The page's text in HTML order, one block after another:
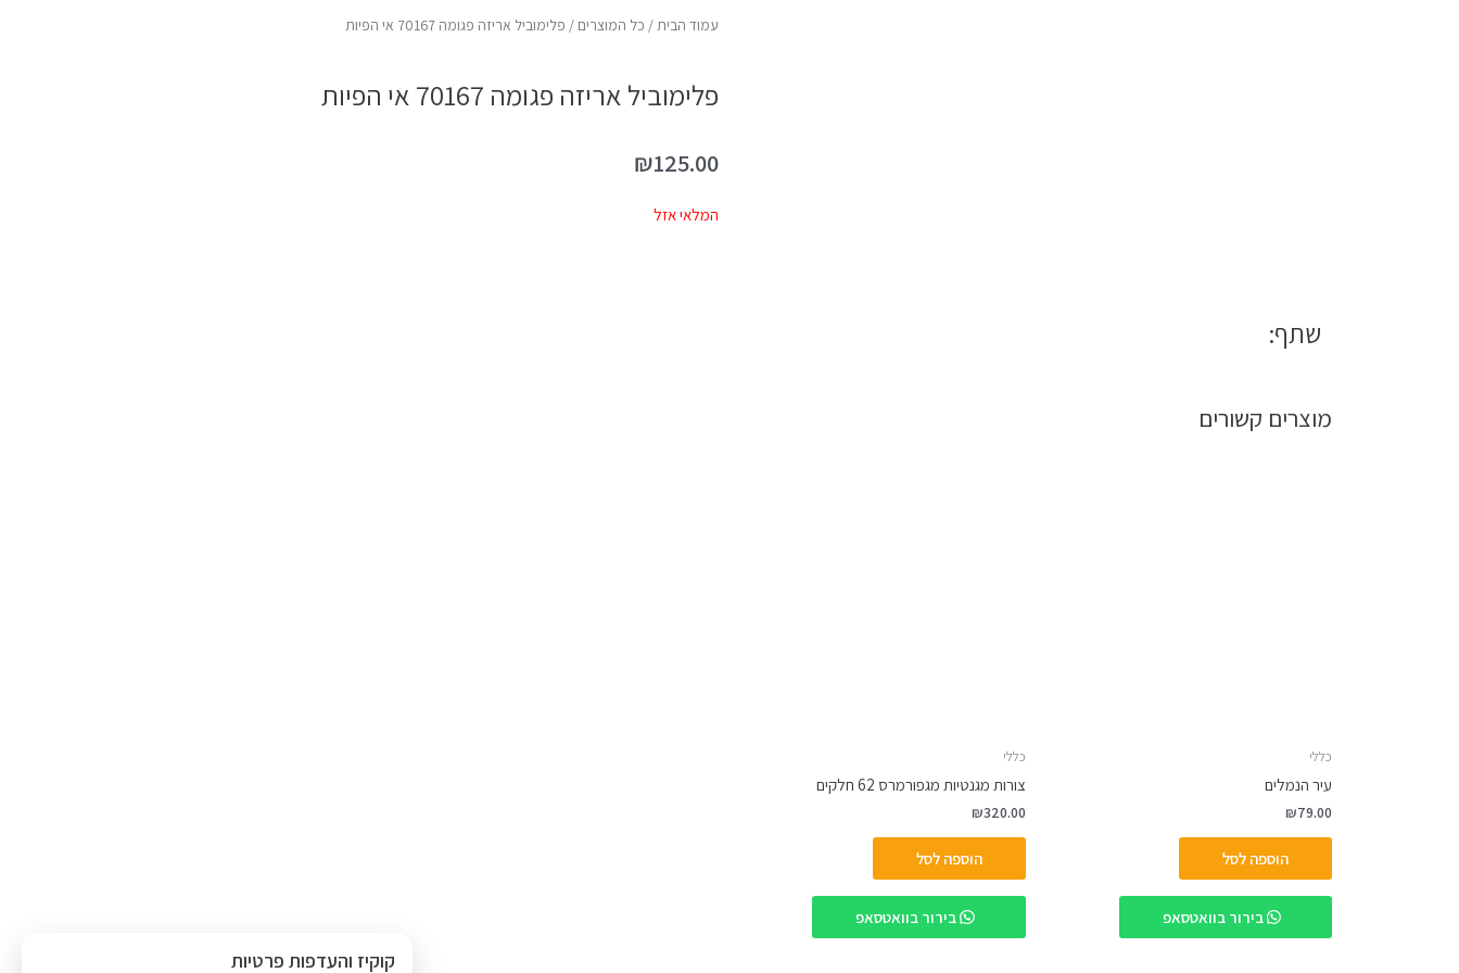
עמוד הבית/ כל המוצרים / פלימוביל אריזה פגומה 70167 אי הפיות
פלימוביל אריזה פגומה 70167 אי הפיות
₪125.00
המלאי אזל
שתף:
מוצרים קשורים
כללי
עיר הנמלים
₪79.00
הוספה לסל
בירור בוואטסאפ
כללי
צורות מגנטיות מגפורמרס 62 חלקים
₪320.00
הוספה לסל
בירור בוואטסאפ
קוקיז והעדפות פרטיות